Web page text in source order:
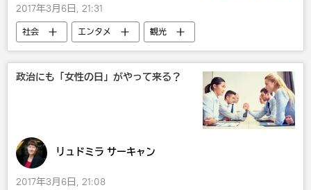
2017年3月6日, 21:31
社会 エンタメ 観光
政治にも「女性の日」がやって来る？
リュドミラ サーキャン
2017年3月6日, 21:08